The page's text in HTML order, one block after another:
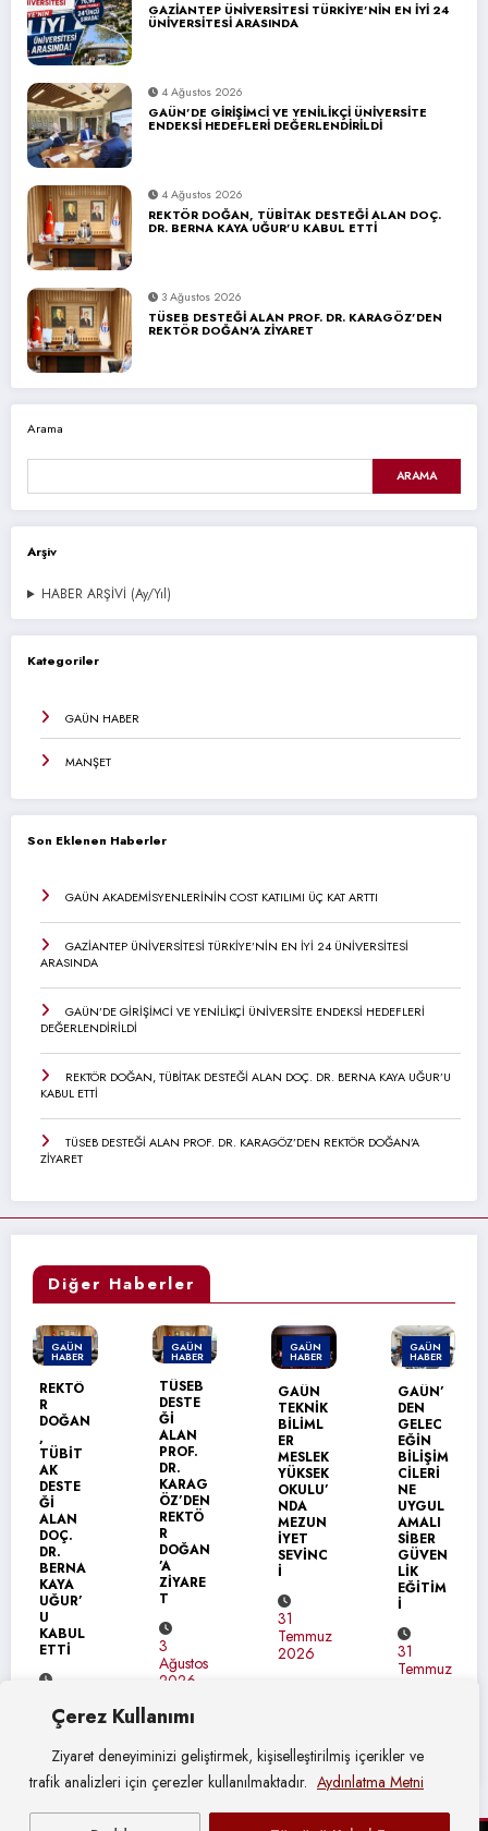
Çerez Kullanımı
Ziyaret deneyiminizi geliştirmek, kişiselleştirilmiş içerikler ve
trafik analizleri için çerezler kullanılmaktadır. Aydınlatma Metni
GAZİANTEP ÜNİVERSİTESİ TÜRKİYE’NİN EN İYİ 24
ÜNİVERSİTESİ ARASINDA
4 Ağustos 2026
GAÜN’DE GİRİŞİMCİ VE YENİLİKÇİ ÜNİVERSİTE
ENDEKSİ HEDEFLERİ DEĞERLENDİRİLDİ
4 Ağustos 2026
REKTÖR DOĞAN, TÜBİTAK DESTEĞİ ALAN DOÇ.
DR. BERNA KAYA UĞUR’U KABUL ETTİ
3 Ağustos 2026
TÜSEB DESTEĞİ ALAN PROF. DR. KARAGÖZ’DEN
REKTÖR DOĞAN’A ZİYARET
Arama
ARAMA
Arşiv
HABER ARŞİVİ (Ay/Yıl)
Kategoriler
GAÜN HABER
MANŞET
Son Eklenen Haberler
GAÜN AKADEMİSYENLERİNİN COST KATILIMI ÜÇ KAT ARTTI
GAZİANTEP ÜNİVERSİTESİ TÜRKİYE’NİN EN İYİ 24 ÜNİVERSİTESİ
ARASINDA
GAÜN’DE GİRİŞİMCİ VE YENİLİKÇİ ÜNİVERSİTE ENDEKSİ HEDEFLERİ
DEĞERLENDİRİLDİ
REKTÖR DOĞAN, TÜBİTAK DESTEĞİ ALAN DOÇ. DR. BERNA KAYA UĞUR’U
KABUL ETTİ
TÜSEB DESTEĞİ ALAN PROF. DR. KARAGÖZ’DEN REKTÖR DOĞAN’A
ZİYARET
Diğer Haberler
GAÜN
HABER
TÜSEB
Ğİ
PROF.
DR.
KARAG
ÖZ’DEN
REKTÖ
R
DOĞAN
’A
ZİYARE
T
3
2026
GAÜN
HABER
GAÜN
TEKNİK
BİLİML
ER
MESLEK
YÜKSEK
OKULU’
NDA
MEZUN
İYET
SEVİNC
Temmuz
2026
GAÜN
HABER
GAÜN’
DEN
GELEC
EĞİN
BİLİŞİM
CİLERİ
NE
UYGUL
AMALI
SİBER
GÜVEN
İ
31
GAÜN
HABER
DEN
ÜRDÜN
ÜNİVER
SİTESİ
NE
ERASM
US+
ZİYARE
Tİ
31
Temmuz